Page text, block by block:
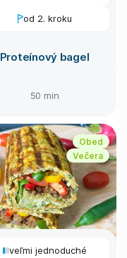
od 2. kroku
Proteínový bagel
50 min
Obed
Večera
veľmi jednoduché